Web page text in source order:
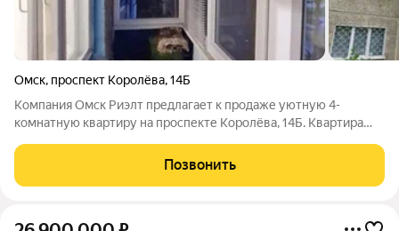
Омск, проспект Королёва,14Б
Компания Омск Риэлт предлагает к продаже уютную 4-
комнатную квартиру на проспекте Королёва, 14Б. Квартира
2 этаже 5-этажного панельного дома. Отличное предложение
для семьи, которая ищет
Позвонить